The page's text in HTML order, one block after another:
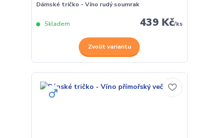
Dámské tričko - Víno rudý soumrak
439 Kč/ks
Skladem
Zvolit variantu